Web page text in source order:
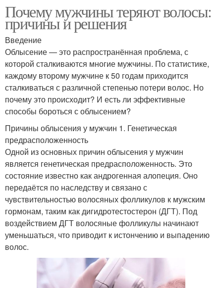
Почему мужчины теряют волосы:
причины и решения
Введение
Облысение — это распространённая проблема, с
которой сталкиваются многие мужчины. По статистике,
каждому второму мужчине к 50 годам приходится
сталкиваться с различной степенью потери волос. Но
почему это происходит? И есть ли эффективные
способы бороться с облысением?
Причины облысения у мужчин 1. Генетическая
предрасположенность
Одной из основных причин облысения у мужчин
является генетическая предрасположенность. Это
состояние известно как андрогенная алопеция. Оно
передаётся по наследству и связано с
чувствительностью волосяных фолликулов к мужским
гормонам, таким как дигидротестостерон (ДГТ). Под
воздействием ДГТ волосяные фолликулы начинают
уменьшаться, что приводит к истончению и выпадению
волос.